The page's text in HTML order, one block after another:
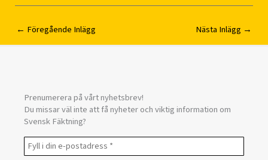
← Föregående Inlägg Nästa Inlägg →
Prenumerera på vårt nyhetsbrev!
Du missar väl inte att få nyheter och viktig information om
Svensk Fäktning?